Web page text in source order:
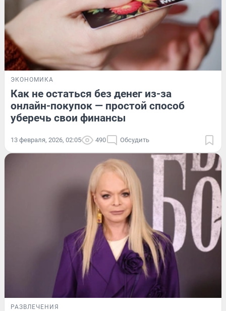
ЭКОНОМИКА
Как не остаться без денег из-за
онлайн-покупок — простой способ
уберечь свои финансы
13 февраля, 2026, 02:05 490 Обсудить
РАЗВЛЕЧЕНИЯ